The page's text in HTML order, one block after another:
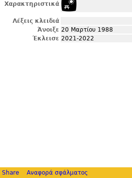
Χαρακτηριστικά
Λέξεις κλειδιά
Άνοιξε 20 Μαρτίου 1988
Έκλεισε 2021-2022
Share Αναφορά σφάλματος